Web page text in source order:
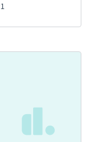
1